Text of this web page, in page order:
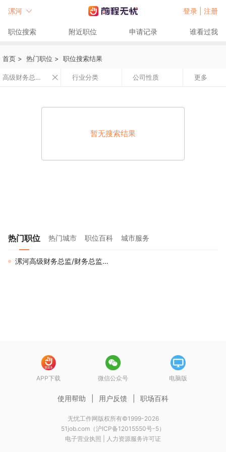
漯河 登录 | 注册
职位搜索 附近职位 申请记录 谁看过我
首页 > 热门职位 > 职位搜索结果
高级财务总监/财务总监 行业分类 公司性质 更多
暂无搜索结果
热门职位 热门城市 职位百科 城市服务
漯河高级财务总监/财务总监招聘
APP下载 微信公众号 电脑版
使用帮助 用户反馈 职场百科
无忧工作网版权所有©1999-2026
51job.com（沪ICP备12015550号-5）
电子营业执照
人力资源服务许可证